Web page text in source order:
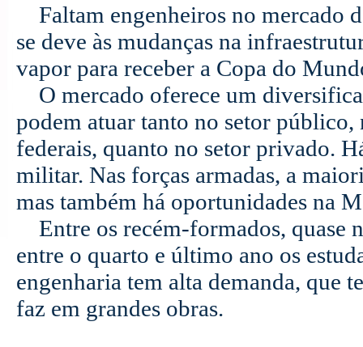
Faltam engenheiros no mercado
se deve às mudanças na
vapor para receber a Copa do
O mercado oferece um
podem atuar tanto no setor público,
federais, quanto no setor privado.
militar. Nas forças armadas, a
mas também há oportunidades na
Entre os recém-formados, quase
entre o quarto e último ano os
engenharia tem alta demanda, que
faz em grandes obras.